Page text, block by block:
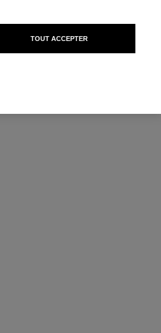
TOUT ACCEPTER